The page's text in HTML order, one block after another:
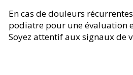
En cas de douleurs
podiatre pour une évaluation
Soyez attentif aux signaux de